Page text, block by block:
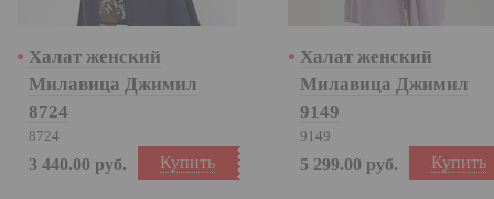
Халат женский
Милавица Джимил
8724
8724
Купить
3 440.00 руб.
Халат женский
Милавица Джимил
9149
9149
Купить
5 299.00 руб.